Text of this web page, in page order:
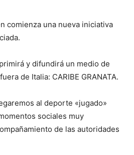
comienza una nueva iniciativa
y difundirá un medio de
de Italia: CARIBE GRANATA.
al deporte «jugado»
sociales muy
de las autoridades